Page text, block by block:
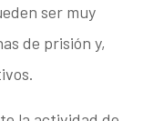
ser muy
de prisión y,